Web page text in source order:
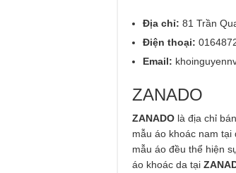
Địa chỉ: 81 Trần
Điện thoại:
Email:
ZANADO
ZANADO là địa chỉ
mẫu áo khoác nam
mẫu áo đều thể hiện
áo khoác da tại